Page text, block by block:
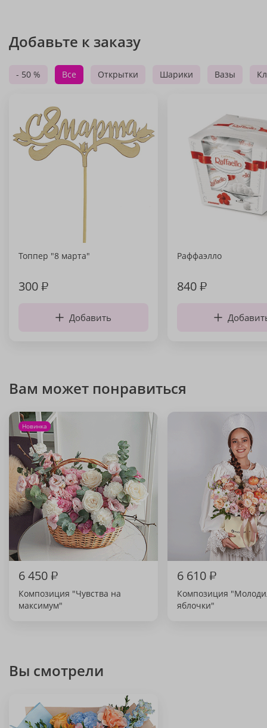
Добавьте к заказу
- 50 % Все Открытки Шарики Вазы
Топпер "8 марта"
300₽
Добавить
Раффаэлло
840₽
Вам может понравиться
Новинка
6 450₽
Композиция "Чувства на
максимум"
6 610₽
Композиция
яблочки"
Вы смотрели